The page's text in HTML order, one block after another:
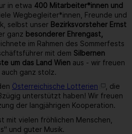
in etwa 400 Mitarbeiter*innen und
Wegbegleiter*innen, Freunde und
selbst unser Bezirksvorsteher Ernst
ganz besonderer Ehrengast,
im Rahmen des Sommerfests
mit dem Silbernen
um das Land Wien aus - wir freuen
ganz stolz.
Österreichische Lotterien
, die
unterstützt haben! Wir freuen
der langjährigen Kooperation.
mit vielen fröhlichen Menschen,
und guter Musik.